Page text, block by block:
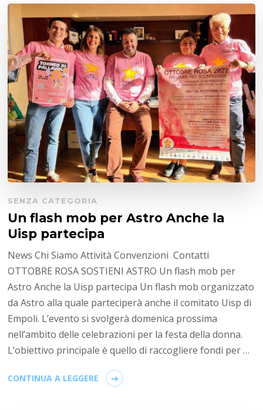
SENZA CATEGORIA
Un flash mob per Astro Anche la
Uisp partecipa
News Chi Siamo Attività Convenzioni Contatti
OTTOBRE ROSA SOSTIENI ASTRO Un flash mob per
Astro Anche la Uisp partecipa Un flash mob organizzato
da Astro alla quale parteciperà anche il comitato Uisp di
Empoli. L’evento si svolgerà domenica prossima
nell’ambito delle celebrazioni per la festa della donna.
L’obiettivo principale è quello di raccogliere fondi per …
CONTINUA A LEGGERE